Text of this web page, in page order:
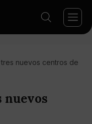
nuevos centros de
nuevos